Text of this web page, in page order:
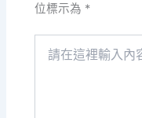
位標示為 *